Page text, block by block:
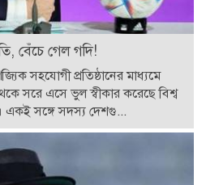
বেঁচে গেল গদি!
সহযোগী প্রতিষ্ঠানের মাধ্যমে
সরে এসে ভুল স্বীকার করেছে বিশ্ব
একই সঙ্গে সদস্য দেশগু...